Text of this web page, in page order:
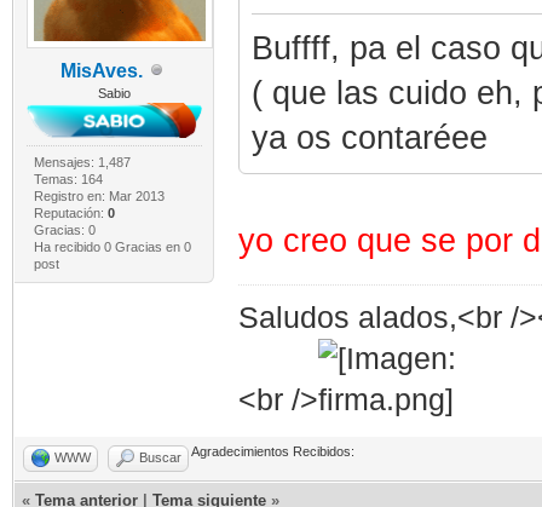
MisAves.
Sabio
Mensajes: 1,487
Temas: 164
Registro en: Mar 2013
Reputación: 0
Gracias: 0
Ha recibido 0 Gracias en 0
post
Buffff, pa el caso
( que las cuido eh,
ya os contaréee
yo creo que se por
Saludos alados,<br /
<br />
WWW Buscar Agradecimientos Recibidos:
« Tema anterior Tema siguiente »